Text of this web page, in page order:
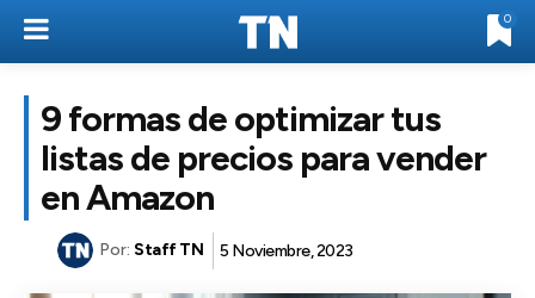
0
9 formas de optimizar tus
listas de precios para vender
en Amazon
Por: Staff TN 5 Noviembre, 2023